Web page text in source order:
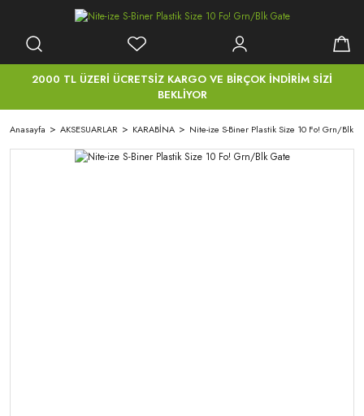
2000 TL ÜZERİ ÜCRETSİZ KARGO VE BİRÇOK İNDİRİM SİZİ
BEKLİYOR
Anasayfa AKSESUARLAR KARABİNA Nite-ize S-Biner Plastik Size 10 Fo! Grn/Blk